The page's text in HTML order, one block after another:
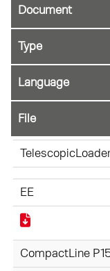
Document
File
EE
CompactLine